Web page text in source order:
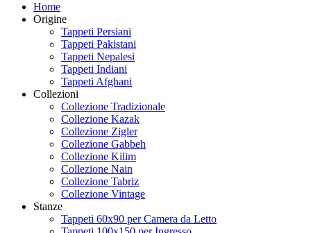
Home
Origine
Tappeti Persiani
Tappeti Pakistani
Tappeti Nepalesi
Tappeti Indiani
Tappeti Afghani
Collezioni
Collezione Tradizionale
Collezione Kazak
Collezione Zigler
Collezione Gabbeh
Collezione Kilim
Collezione Nain
Collezione Tabriz
Collezione Vintage
Stanze
Tappeti 60x90 per Camera da Letto